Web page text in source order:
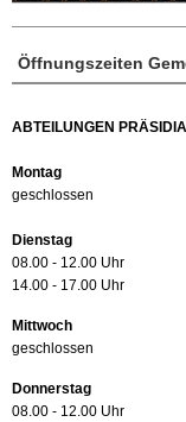
Öffnungszeiten
ABTEILUNGEN
Montag
geschlossen
Dienstag
08.00 - 12.00 Uhr
14.00 - 17.00 Uhr
Mittwoch
geschlossen
Donnerstag
08.00 - 12.00 Uhr